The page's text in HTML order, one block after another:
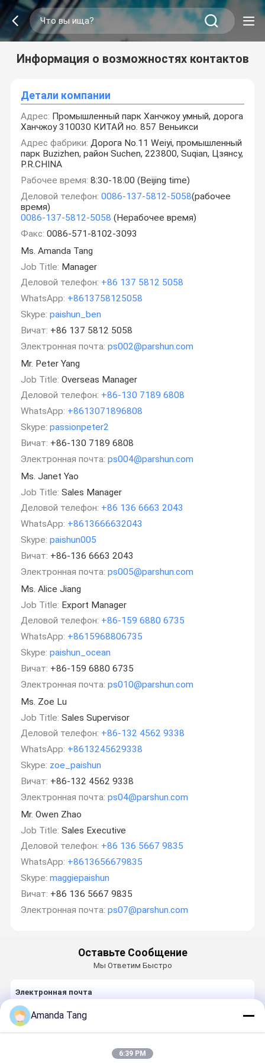
Информация о возможностях контактов
Детали компании
Адрес: Промышленный парк Ханчжоу умный, дорога
Ханчжоу 310030 КИТАЙ но. 857 Веньикси
Адрес фабрики: Дорога No.11 Weiyi, промышленный
парк Buzizhen, район Suchen, 223800, Suqian, Цзянсу,
P.R.CHINA
Рабочее время: 8:30-18:00 (Beijing time)
Деловой телефон: 0086-137-5812-5058(рабочее
время)
0086-137-5812-5058 (Нерабочее время)
Факс: 0086-571-8102-3093
Ms. Amanda Tang
Job Title: Manager
Деловой телефон: +86 137 5812 5058
WhatsApp: +8613758125058
Skype: paishun_ben
Вичат: +86 137 5812 5058
Электронная почта: ps002@parshun.com
Mr. Peter Yang
Job Title: Overseas Manager
Деловой телефон: +86-130 7189 6808
WhatsApp: +8613071896808
Skype: passionpeter2
Вичат: +86-130 7189 6808
Электронная почта: ps004@parshun.com
Ms. Janet Yao
Job Title: Sales Manager
Деловой телефон: +86 136 6663 2043
WhatsApp: +8613666632043
Skype: paishun005
Вичат: +86-136 6663 2043
Электронная почта: ps005@parshun.com
Ms. Alice Jiang
Job Title: Export Manager
Деловой телефон: +86-159 6880 6735
WhatsApp: +8615968806735
Skype: paishun_ocean
Вичат: +86-159 6880 6735
Электронная почта: ps010@parshun.com
Ms. Zoe Lu
Job Title: Sales Supervisor
Деловой телефон: +86-132 4562 9338
WhatsApp: +8613245629338
Skype: zoe_paishun
Вичат: +86-132 4562 9338
Электронная почта: ps04@parshun.com
Mr. Owen Zhao
Job Title: Sales Executive
Деловой телефон: +86 136 5667 9835
WhatsApp: +8613656679835
Skype: maggiepaishun
Вичат: +86 136 5667 9835
Электронная почта: ps07@parshun.com
Оставьте Сообщение
Мы Ответим Быстро
Электронная почта
Amanda Tang
6:39 PM